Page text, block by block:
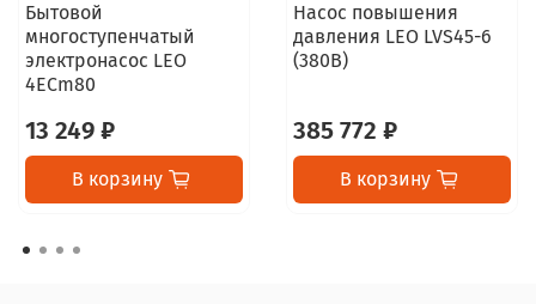
Бытовой
многоступенчатый
электронасос LEO
4ECm80
13 249 ₽
В корзину
Насос повышения
давления LEO LVS45-6
(380В)
385 772 ₽
В корзину